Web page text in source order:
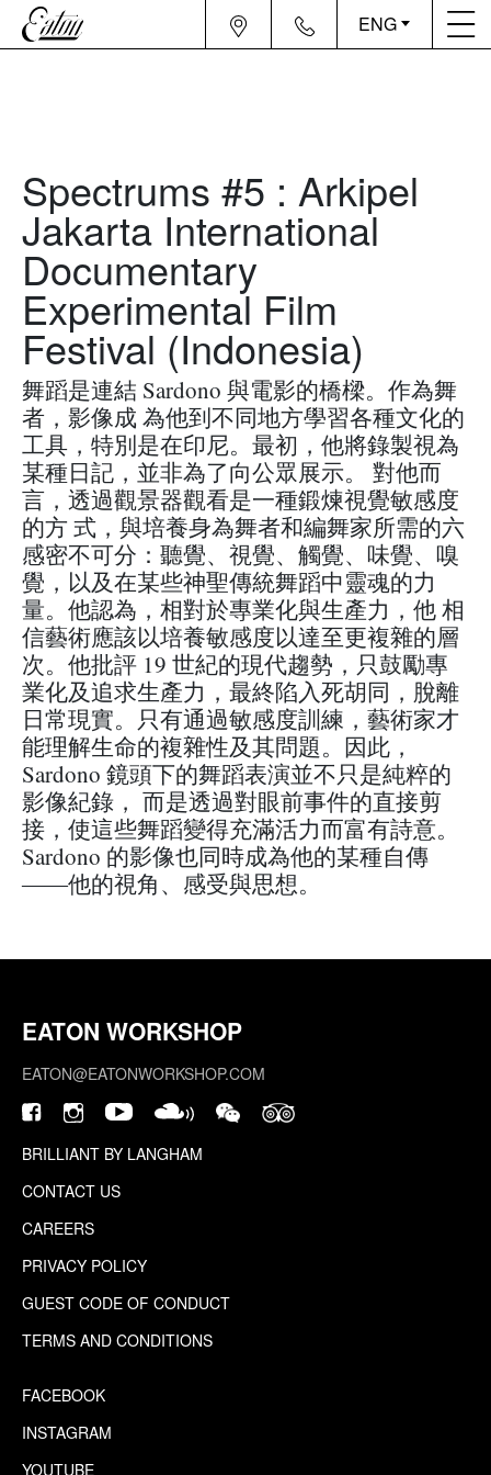
ENG
Spectrums #5 : Arkipel
Jakarta International
Documentary
Experimental Film
Festival (Indonesia)
舞蹈是連結 Sardono 與電影的橋樑。作為舞
者，影像成 為他到不同地方學習各種文化的
工具，特別是在印尼。最初，他將錄製視為
某種日記，並非為了向公眾展示。 對他而
言，透過觀景器觀看是一種鍛煉視覺敏感度
的方 式，與培養身為舞者和編舞家所需的六
感密不可分：聽覺、視覺、觸覺、味覺、嗅
覺，以及在某些神聖傳統舞蹈中靈魂的力
量。他認為，相對於專業化與生產力，他 相
信藝術應該以培養敏感度以達至更複雜的層
次。他批評 19 世紀的現代趨勢，只鼓勵專
業化及追求生產力，最終陷入死胡同，脫離
日常現實。只有通過敏感度訓練，藝術家才
能理解生命的複雜性及其問題。因此，
Sardono 鏡頭下的舞蹈表演並不只是純粹的
影像紀錄， 而是透過對眼前事件的直接剪
接，使這些舞蹈變得充滿活力而富有詩意。
Sardono 的影像也同時成為他的某種自傳
――他的視角、感受與思想。
EATON WORKSHOP
EATON@EATONWORKSHOP.COM
BRILLIANT BY LANGHAM
CONTACT US
CAREERS
PRIVACY POLICY
GUEST CODE OF CONDUCT
TERMS AND CONDITIONS
FACEBOOK
INSTAGRAM
YOUTUBE